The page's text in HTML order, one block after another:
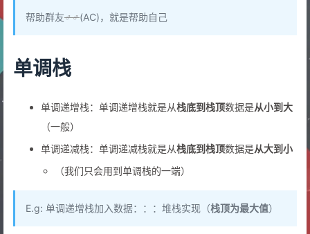
帮助群友♂♂(AC)，就是帮助自己
单调栈
单调递增栈：单调递增栈就是从栈底到栈顶数据是从小到大
（一般）
单调递减栈：单调递减栈就是从栈底到栈顶数据是从大到小
（我们只会用到单调栈的一端）
E.g: 单调递增栈加入数据：：：堆栈实现（栈顶为最大值）